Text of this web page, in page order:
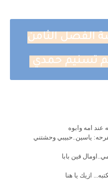
الفصل الثامن
عند امه وابوه
ياسين..حبيبي وحشتني
فين بابا
ازيك يا هنا